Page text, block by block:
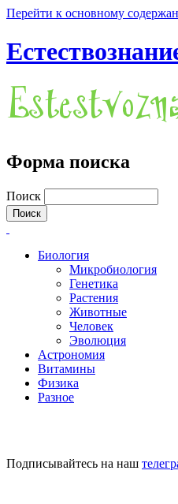
Перейти к основному
Форма поиска
Поиск
Биология
Микробиология
Генетика
Растения
Животные
Человек
Эволюция
Астрономия
Витамины
Физика
Разное
Подписывайтесь на наш